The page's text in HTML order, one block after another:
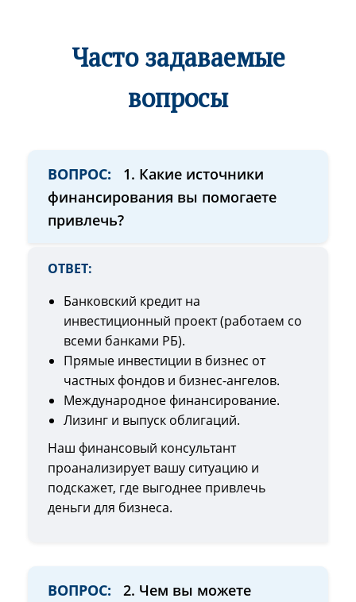
Часто задаваемые
вопросы
ВОПРОС:
1. Какие источники
финансирования вы помогаете
привлечь?
ОТВЕТ:
Банковский кредит на
инвестиционный проект (работаем со
всеми банками РБ).
Прямые инвестиции в бизнес от
частных фондов и бизнес-ангелов.
Международное финансирование.
Лизинг и выпуск облигаций.
Наш финансовый консультант
проанализирует вашу ситуацию и
подскажет, где выгоднее привлечь
деньги для бизнеса.
ВОПРОС:
2. Чем вы можете